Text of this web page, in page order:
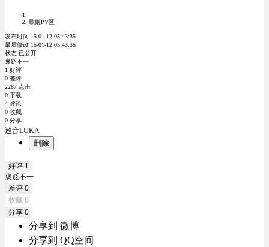
歌姬PV区
发布时间 15-01-12 05:43:35
最后修改 15-01-12 05:43:35
状态 已公开
褒贬不一
1 好评
0 差评
2287 点击
0 下载
4 评论
0 收藏
0 分享
巡音LUKA
删除
好评 1
褒贬不一
差评 0
收藏 0
分享 0
分享到 微博
分享到 QQ空间